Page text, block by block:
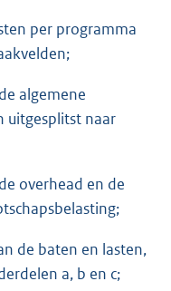
per programma
algemene
uitgesplitst naar
overhead en de
de baten en lasten,
a, b en c;